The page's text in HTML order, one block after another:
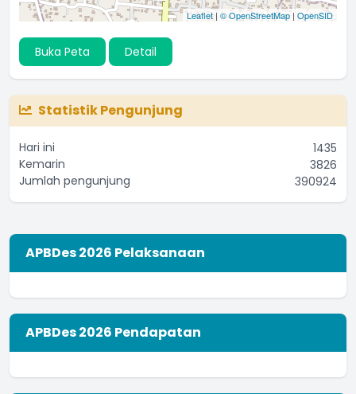
Leaflet | © OpenStreetMap | OpenSID
Buka Peta Detail
Statistik Pengunjung
Hari ini
1435
Kemarin
3826
Jumlah pengunjung
390924
APBDes 2026 Pelaksanaan
APBDes 2026 Pendapatan